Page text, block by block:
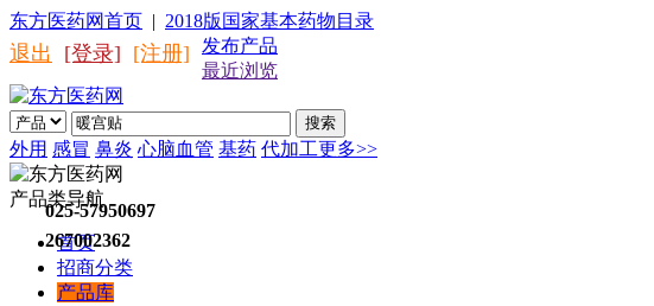
东方医药网首页 | 2018版国家基本药物目录
退出 [登录] [注册]
发布产品
最近浏览
搜索
外用 感冒 鼻炎 心脑血管 基药 代加工更多>>
025-57950697
267002362
产品类导航
首页
招商分类
产品库